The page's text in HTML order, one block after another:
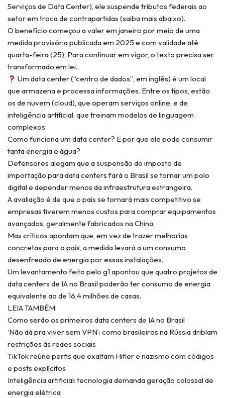
Serviços de Data Center), ele suspende tributos federais ao
setor em troca de contrapartidas (saiba mais abaixo).
O benefício começou a valer em janeiro por meio de uma
medida provisória publicada em 2025 e com validade até
quarta-feira (25). Para continuar em vigor, o texto precisa ser
transformado em lei.
Um data center (“centro de dados”, em inglês) é um local
que armazena e processa informações. Entre os tipos, estão
os de nuvem (cloud), que operam serviços online, e de
inteligência artificial, que treinam modelos de linguagem
complexos.
Como funciona um data center? E por que ele pode consumir
tanta energia e água?
Defensores alegam que a suspensão do imposto de
importação para data centers fará o Brasil se tornar um polo
digital e depender menos da infraestrutura estrangeira.
A avaliação é de que o país se tornará mais competitivo se
empresas tiverem menos custos para comprar equipamentos
avançados, geralmente fabricados na China.
Mas críticos apontam que, em vez de trazer melhorias
concretas para o país, a medida levará a um consumo
desenfreado de energia por essas instalações.
Um levantamento feito pelo g1 apontou que quatro projetos de
data centers de IA no Brasil poderão ter consumo de energia
equivalente ao de 16,4 milhões de casas.
LEIA TAMBÉM:
Como serão os primeiros data centers de IA no Brasil
‘Não dá pra viver sem VPN’: como brasileiros na Rússia driblam
restrições às redes sociais
TikTok reúne perfis que exaltam Hitler e nazismo com códigos
e posts explícitos
Inteligência artificial: tecnologia demanda geração colossal de
energia elétrica